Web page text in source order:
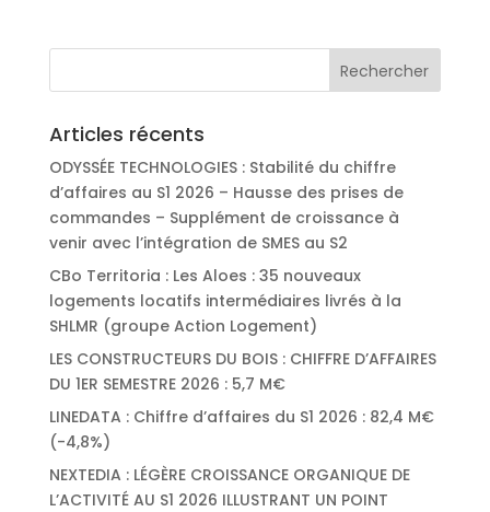
Articles récents
ODYSSÉE TECHNOLOGIES : Stabilité du chiffre
d’affaires au S1 2026 – Hausse des prises de
commandes – Supplément de croissance à
venir avec l’intégration de SMES au S2
CBo Territoria : Les Aloes : 35 nouveaux
logements locatifs intermédiaires livrés à la
SHLMR (groupe Action Logement)
LES CONSTRUCTEURS DU BOIS : CHIFFRE D’AFFAIRES
DU 1ER SEMESTRE 2026 : 5,7 M€
LINEDATA : Chiffre d’affaires du S1 2026 : 82,4 M€
(-4,8%)
NEXTEDIA : LÉGÈRE CROISSANCE ORGANIQUE DE
L’ACTIVITÉ AU S1 2026 ILLUSTRANT UN POINT